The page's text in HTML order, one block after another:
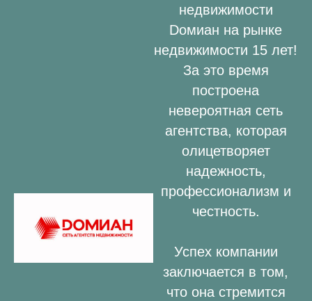
недвижимости
Dомиан на рынке
недвижимости 15 лет!
За это время
построена
невероятная сеть
агентства, которая
олицетворяет
надежность,
профессионализм и
честность.
Успех компании
заключается в том,
что она стремится